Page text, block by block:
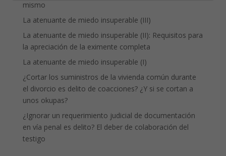
mismo
La atenuante de miedo insuperable (III)
La atenuante de miedo insuperable (II): Requisitos para
la apreciación de la eximente completa
La atenuante de miedo insuperable (I)
¿Cortar los suministros de la vivienda común durante
el divorcio es delito de coacciones? ¿Y si se cortan a
unos okupas?
¿Ignorar un requerimiento judicial de documentación
en vía penal es delito? El deber de colaboración del
testigo